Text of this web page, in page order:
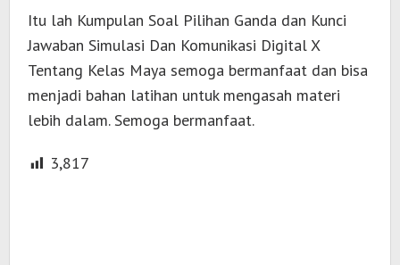
Itu lah Kumpulan Soal Pilihan Ganda dan Kunci
Jawaban Simulasi Dan Komunikasi Digital X
Tentang Kelas Maya semoga bermanfaat dan bisa
menjadi bahan latihan untuk mengasah materi
lebih dalam. Semoga bermanfaat.
3,817